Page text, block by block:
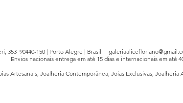
353 90440-150 | Porto Alegre | Brasil
Envios nacionais entrega em até 15 dias e internacionais em até
Artesanais, Joalheria Contemporânea, Joias Exclusivas,